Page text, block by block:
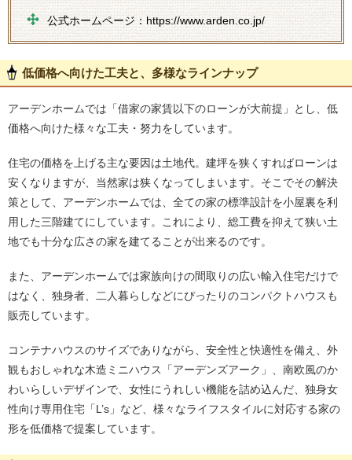
公式ホームページ：https://www.arden.co.jp/
低価格へ向けた工夫と、多様なラインナップ
アーデンホームでは「借家の家賃以下のローンが大前提」とし、低
価格へ向けた様々な工夫・努力をしています。
住宅の価格を上げる主な要因は土地代。建坪を狭くすればローンは
安くなりますが、当然家は狭くなってしまいます。そこでその解決
策として、アーデンホームでは、全ての家の標準設計を小屋裏を利
用した三階建てにしています。これにより、総工費を抑えて狭い土
地でも十分な広さの家を建てることが出来るのです。
また、アーデンホームでは家族向けの間取りの広い輸入住宅だけで
はなく、独身者、二人暮らしなどにぴったりのコンパクトハウスも
販売しています。
コンテナハウスのサイズでありながら、安全性と快適性を備え、外
観もおしゃれな木造ミニハウス「アーデンズアーク」、南欧風のか
わいらしいデザインで、女性にうれしい機能を詰め込んだ、独身女
性向け専用住宅「L’s」など、様々なライフスタイルに対応する家の
形を低価格で提案しています。